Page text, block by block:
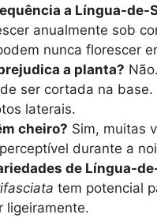
a Língua-de-
anualmente sob
nunca florescer
a planta?
ser cortada na
laterais.
cheiro? Sim, muitas
durante a
de Língua-
tem potencial
ligeiramente.